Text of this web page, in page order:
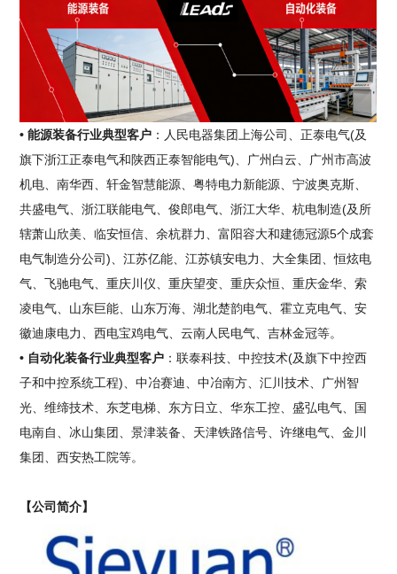
• 能源装备行业典型客户 ：人民电器集团上海公司、正泰电气(及
旗下浙江正泰电气和陕西正泰智能电气)、广州白云、广州市高波
机电、南华西、轩金智慧能源、粤特电力新能源、宁波奥克斯、
共盛电气、浙江联能电气、俊郎电气、浙江大华、杭电制造(及所
辖萧山欣美、临安恒信、余杭群力、富阳容大和建德冠源5个成套
电气制造分公司)、江苏亿能、江苏镇安电力、大全集团、恒炫电
气、飞驰电气、重庆川仪、重庆望变、重庆众恒、重庆金华、索
凌电气、山东巨能、山东万海、湖北楚韵电气、霍立克电气、安
徽迪康电力、西电宝鸡电气、云南人民电气、吉林金冠等。
• 自动化装备行业典型客户 ：联泰科技、中控技术(及旗下中控西
子和中控系统工程)、中冶赛迪、中冶南方、汇川技术、广州智
光、维缔技术、东芝电梯、东方日立、华东工控、盛弘电气、国
电南自、冰山集团、景津装备、天津铁路信号、许继电气、金川
集团、西安热工院等。
【公司简介】